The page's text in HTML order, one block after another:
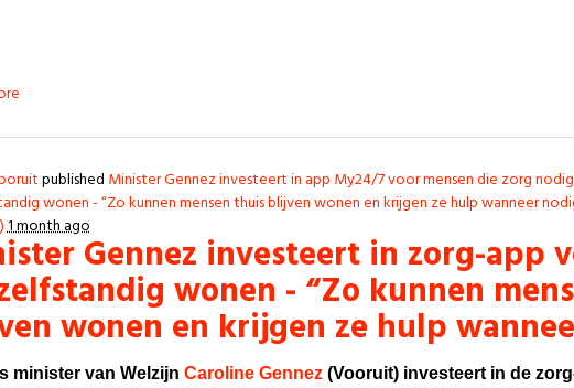
published Minister Gennez investeert in app My24/7 voor mensen die zorg
wonen - “Zo kunnen mensen thuis blijven wonen en krijgen ze hulp wanneer
1 month ago
Gennez investeert in zorg-app
wonen - “Zo kunnen
wonen en krijgen ze hulp
minister van Welzijn Caroline Gennez(Vooruit) investeert in de